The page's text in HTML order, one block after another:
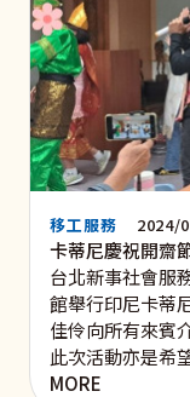
移工服務 2024/
卡蒂尼慶祝開齋
台北新事社會服
館舉行印尼卡蒂
佳伶向所有來賓
此次活動亦是希
MORE